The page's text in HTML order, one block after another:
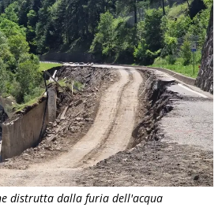
distrutta dalla furia dell'acqua